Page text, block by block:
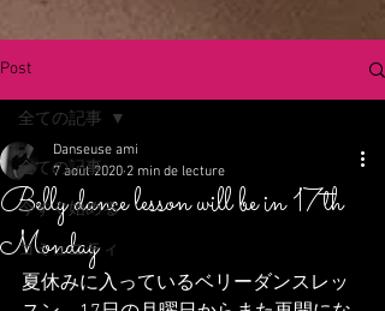
Post
全ての記事
今すぐ始める
コミュニティ
全ての記事
Belly dance lesson will be in 17th
Monday
Danseuse ami
7 août 2020 2 min de lecture
夏休みに入っているベリーダンスレッ